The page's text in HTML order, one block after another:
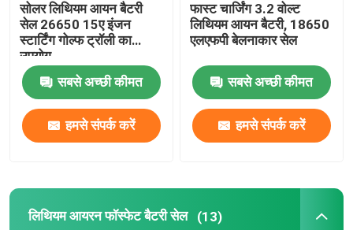
आरसी लिथियम आयन बैटरी
लिथियम आयन स्टार्टर बैटरी
लिथियम बैटरी चार्जर
सोलर लिथियम आयन बैटरी
सेल 26650 15ए इंजन
स्टार्टिंग गोल्फ ट्रॉली का
उपयोग
सबसे अच्छी कीमत
हमसे संपर्क करें
फास्ट चार्जिंग 3.2 वोल्ट
लिथियम आयन बैटरी, 18650
एलएफपी बेलनाकार सेल
सबसे अच्छी कीमत
हमसे संपर्क करें
लिथियम आयरन फॉस्फेट बैटरी सेल (13)